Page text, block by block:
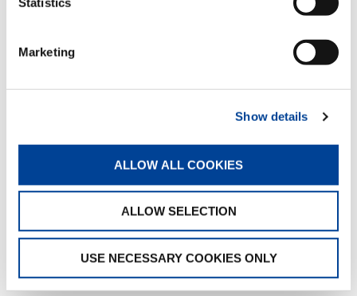
Marketing
Show details
ALLOW ALL COOKIES
ALLOW SELECTION
USE NECESSARY COOKIES ONLY
CC 68.1250-1
QUICK LINKS
PANORAMICA DEI PRODOTTI